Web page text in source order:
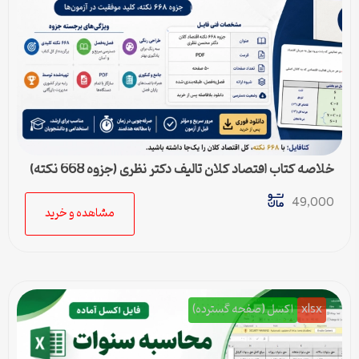
خلاصه کتاب اقتصاد کلان تالیف دکتر نظری (جزوه 668 نکته)
49,000
مشاهده و خرید
xlsx اکسل (صفحه گسترده)